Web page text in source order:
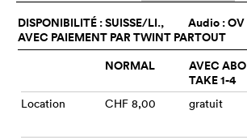
Audio :OV
DISPONIBILITÉ : SUISSE/LI.,
AVEC PAIEMENT PAR TWINT PARTOUT
NORMAL
AVEC ABO
TAKE 1-4
Location CHF 8,00 gratuit